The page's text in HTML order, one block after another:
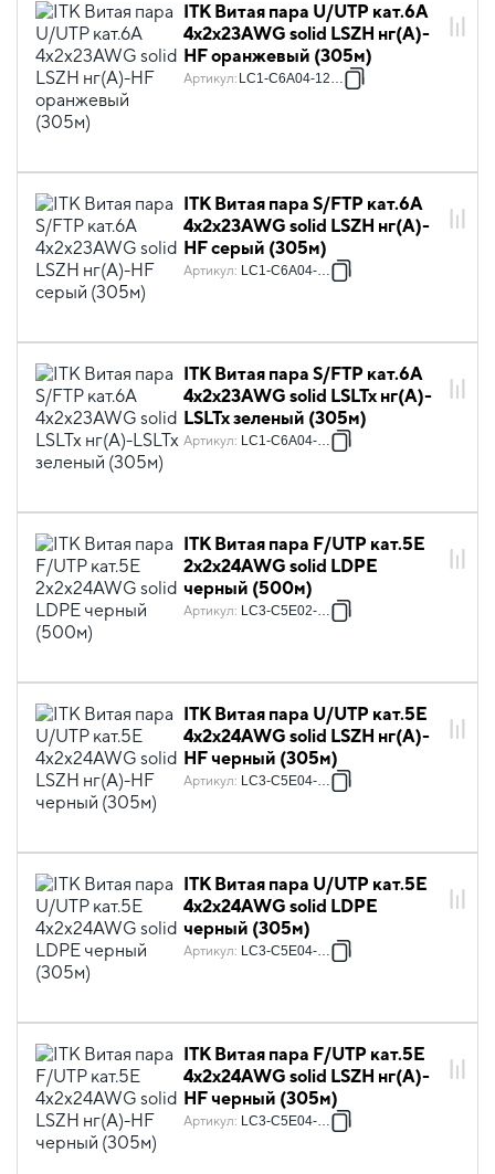
ITK Витая пара U/UTP кат.6A
4х2х23AWG solid LSZH нг(А)-
HF оранжевый (305м)
Артикул: LC1-C6A04-127-P
ITK Витая пара S/FTP кат.6A
4х2х23AWG solid LSZH нг(А)-
HF серый (305м)
Артикул: LC1-C6A04-621
ITK Витая пара S/FTP кат.6A
4х2х23AWG solid LSLTx нг(А)-
LSLTx зеленый (305м)
Артикул: LC1-C6A04-622
ITK Витая пара F/UTP кат.5E
2х2х24AWG solid LDPE
черный (500м)
Артикул: LC3-C5E02-339
ITK Витая пара U/UTP кат.5E
4х2х24AWG solid LSZH нг(А)-
HF черный (305м)
Артикул: LC3-C5E04-129
ITK Витая пара U/UTP кат.5E
4х2х24AWG solid LDPE
черный (305м)
Артикул: LC3-C5E04-139
ITK Витая пара F/UTP кат.5E
4х2х24AWG solid LSZH нг(А)-
HF черный (305м)
Артикул: LC3-C5E04-329